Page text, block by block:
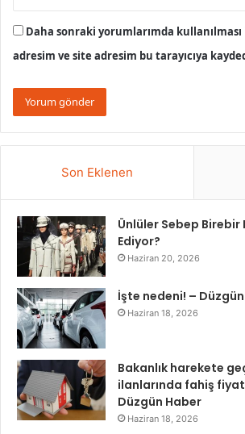
Daha sonraki yorumlarımda kullanılması
adresim ve site adresim bu tarayıcıya
Son Eklenen
Ünlüler Sebep Birebir
Ediyor?
Haziran 20, 2026
İşte nedeni! –
Haziran 18, 2026
Bakanlık harekete
ilanlarında fahiş
Düzgün Haber
Haziran 18, 2026